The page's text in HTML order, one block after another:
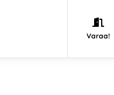
Varaa!